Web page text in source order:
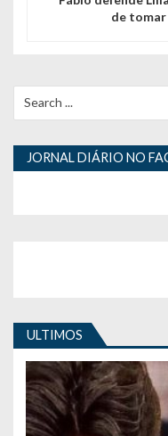
ã
o
d
i
g
o
s
de tomar
for:
JORNAL DIÁRIO NO
ULTIMOS